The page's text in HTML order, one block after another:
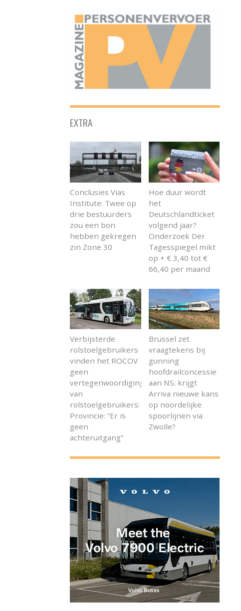
EXTRA
Conclusies Vias
Institute: Twee op
drie bestuurders
zou een bon
hebben gekregen
zin Zone 30
Hoe duur wordt
het
Deutschlandticket
volgend jaar?
Onderzoek Der
Tagesspiegel mikt
op + € 3,40 tot €
66,40 per maand
Verbijsterde
rolstoelgebruikers
vinden het ROCOV
geen
vertegenwoordiging
van
rolstoelgebruikers:
Provincie: “Er is
geen
achteruitgang”
Brussel zet
vraagtekens bij
gunning
hoofdrailconcessie
aan NS: krijgt
Arriva nieuwe kans
op noordelijke
spoorlijnen via
Zwolle?